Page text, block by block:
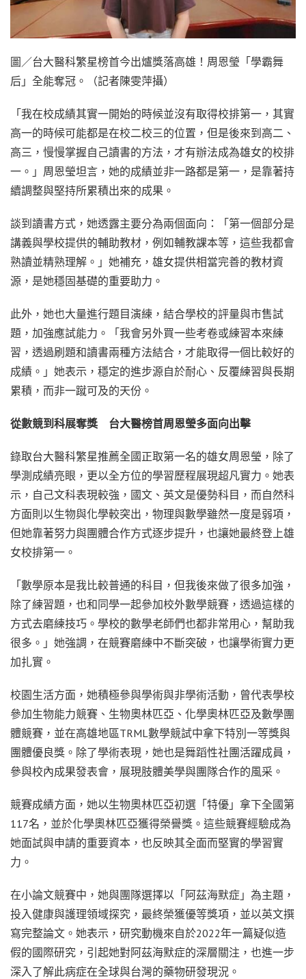
圖／台大醫科繁星榜首今出爐獎落高雄！周恩瑩「學霸舞
后」全能奪冠。（記者陳雯萍攝）
「我在校成績其實一開始的時候並沒有取得校排第一，其實
高一的時候可能都是在校二校三的位置，但是後來到高二、
高三，慢慢掌握自己讀書的方法，才有辦法成為雄女的校排
一。」周恩瑩坦言，她的成績並非一路都是第一，是靠著持
續調整與堅持所累積出來的成果。
談到讀書方式，她透露主要分為兩個面向：「第一個部分是
講義與學校提供的輔助教材，例如輔教課本等，這些我都會
熟讀並精熟理解。」她補充，雄女提供相當完善的教材資
源，是她穩固基礎的重要助力。
此外，她也大量進行題目演練，結合學校的評量與市售試
題，加強應試能力。「我會另外買一些考卷或練習本來練
習，透過刷題和讀書兩種方法結合，才能取得一個比較好的
成績。」她表示，穩定的進步源自於耐心、反覆練習與長期
累積，而非一蹴可及的天份。
從數競到科展奪獎 台大醫榜首周恩瑩多面向出擊
錄取台大醫科繁星推薦全國正取第一名的雄女周恩瑩，除了
學測成績亮眼，更以全方位的學習歷程展現超凡實力。她表
示，自己文科表現較強，國文、英文是優勢科目，而自然科
方面則以生物與化學較突出，物理與數學雖然一度是弱項，
但她靠著努力與團體合作方式逐步提升，也讓她最終登上雄
女校排第一。
「數學原本是我比較普通的科目，但我後來做了很多加強，
除了練習題，也和同學一起參加校外數學競賽，透過這樣的
方式去磨練技巧。學校的數學老師們也都非常用心，幫助我
很多。」她強調，在競賽磨練中不斷突破，也讓學術實力更
加扎實。
校園生活方面，她積極參與學術與非學術活動，曾代表學校
參加生物能力競賽、生物奧林匹亞、化學奧林匹亞及數學團
體競賽，並在高雄地區TRML數學競試中拿下特別一等獎與
團體優良獎。除了學術表現，她也是舞蹈性社團活躍成員，
參與校內成果發表會，展現肢體美學與團隊合作的風采。
競賽成績方面，她以生物奧林匹亞初選「特優」拿下全國第
117名，並於化學奧林匹亞獲得榮譽獎。這些競賽經驗成為
她面試與申請的重要資本，也反映其全面而堅實的學習實
力。
在小論文競賽中，她與團隊選擇以「阿茲海默症」為主題，
投入健康與護理領域探究，最終榮獲優等獎項，並以英文撰
寫完整論文。她表示，研究動機來自於2022年一篇疑似造
假的國際研究，引起她對阿茲海默症的深層關注，也進一步
深入了解此病症在全球與台灣的藥物研發現況。